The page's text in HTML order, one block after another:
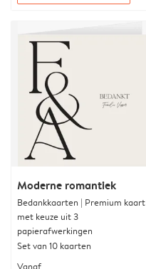
Moderne romantiek
Bedankkaarten | Premium kaart
met keuze uit 3
papierafwerkingen
Set van 10 kaarten
Vanaf